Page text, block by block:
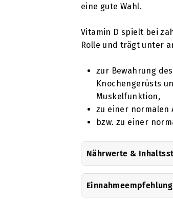
eine gute Wahl.
Vitamin D spielt bei
Rolle und trägt unter
zur Bewahrung
Knochengerüsts
Muskelfunktion,
zu einer normalen
bzw. zu einer
Nährwerte &
Einnahmeempfehlung